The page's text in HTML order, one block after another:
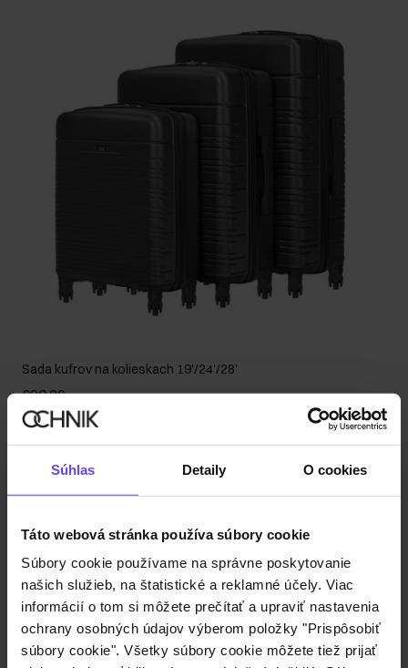
Súhlas Detaily O cookies
Táto webová stránka používa súbory cookie
Súbory cookie používame na správne poskytovanie
našich služieb, na štatistické a reklamné účely. Viac
informácií o tom si môžete prečítať a upraviť nastavenia
ochrany osobných údajov výberom položky "Prispôsobiť
súbory cookie". Všetky súbory cookie môžete tiež prijať
Sada kufrov na kolieskach 19'/24'/28'
€90,36